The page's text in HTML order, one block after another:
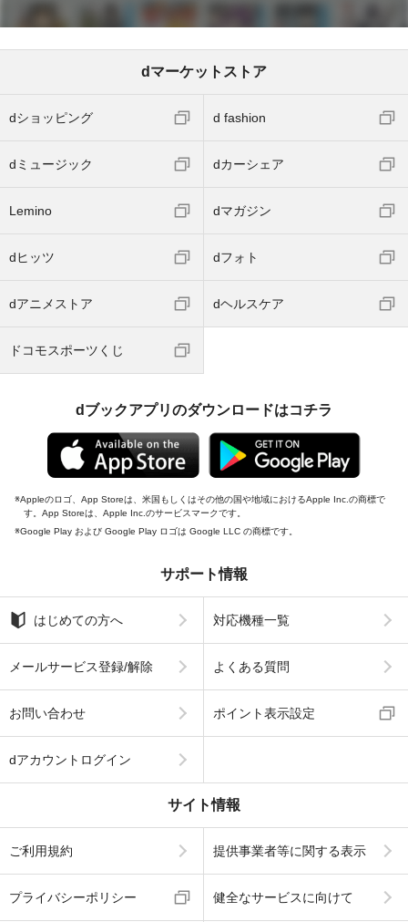
dマーケットストア
dショッピング d fashion
dミュージック dカーシェア
Lemino dマガジン
dヒッツ dフォト
dアニメストア dヘルスケア
ドコモスポーツくじ
dブックアプリのダウンロードはコチラ
Appleのロゴ、App Storeは、米国もしくはその他の国や地域におけるApple Inc.の商標で
す。App Storeは、Apple Inc.のサービスマークです。
Google Play および Google Play ロゴは Google LLC の商標です。
サポート情報
はじめての方へ 対応機種一覧
メールサービス登録/解除 よくある質問
お問い合わせ ポイント表示設定
dアカウントログイン
サイト情報
ご利用規約 提供事業者等に関する表示
プライバシーポリシー 健全なサービスに向けて